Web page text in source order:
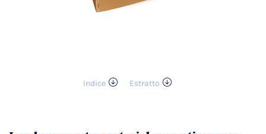
Indice
Estratto
galleria